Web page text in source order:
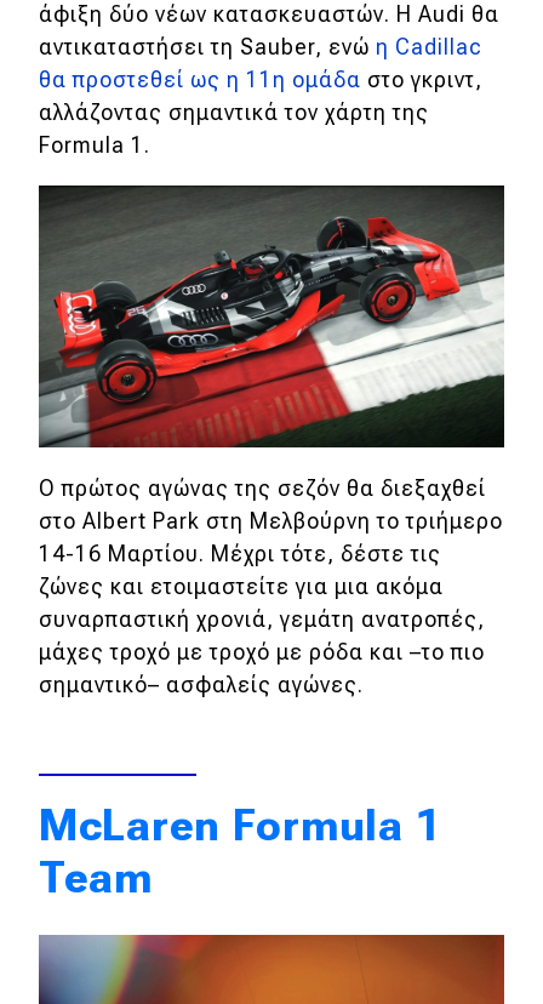
άφιξη δύο νέων κατασκευαστών. Η Audi θα
αντικαταστήσει τη Sauber, ενώ η Cadillac
θα προστεθεί ως η 11η ομάδα στο γκριντ,
αλλάζοντας σημαντικά τον χάρτη της
Formula 1.
Ο πρώτος αγώνας της σεζόν θα διεξαχθεί
στο Albert Park στη Μελβούρνη το τριήμερο
14-16 Μαρτίου. Μέχρι τότε, δέστε τις
ζώνες και ετοιμαστείτε για μια ακόμα
συναρπαστική χρονιά, γεμάτη ανατροπές,
μάχες τροχό με τροχό με ρόδα και –το πιο
σημαντικό– ασφαλείς αγώνες.
McLaren Formula 1
Team